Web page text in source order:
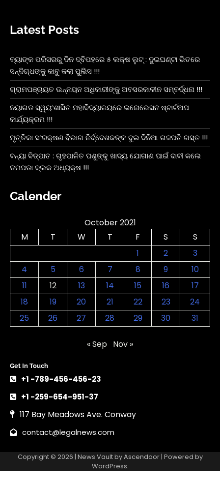
Latest Posts
ବ୍ୟାଙ୍କ ପରିସରରୁ ଦିନ ଦ୍ବିପହରେ ୫ ଲକ୍ଷ ଲୁଟ୍ : ଦୁଇଘଣ୍ଟା ଭିତରେ
ସନ୍ଦିଗ୍ଧଙ୍କୁ କାବୁ କଲା ପୁଲିସ !!!
ଗ୍ରାମପଞ୍ଚାୟତ ଉନ୍ନୟନ ଅଧିକାରୀଙ୍କୁ ଅବସରକାଳୀନ ସମ୍ବର୍ଦ୍ଧନା !!!
ନୟାଗଡ ସ୍ୱୟଂଶାସିତ ମହାବିଦ୍ୟାଳୟରେ ଇନୋଭେସନ ଷ୍ଟାର୍ଟଅପ
କାର୍ଯ୍ୟକ୍ରମ !!!
ମୃତ୍ତିକା ସଂରକ୍ଷଣ ବିଭାଗ ନିର୍ଦ୍ଦେଶକଙ୍କ ଦୁଇ ଦିନିଆ ଗଜପତି ଗସ୍ତ !!!
ବନ୍ୟା ବିତ୍ପାତ : ଗୃହପାଳିତ ପଶୁଙ୍କୁ ଖାଦ୍ୟ ଯୋଗାଣ ପାଇଁ ଦାବୀ କଲେ
ଡମପଡା ବ୍ଲକ ଅଧ୍ୟକ୍ଷ !!!
Calender
October 2021
M
T W T F S
S
1
2
3
4
5 6 7 8 9
10
11
12 13 14 15 16
17
18
19 20 21 22 23
24
25
26 27 28 29 30 31
« Sep Nov »
Get In Touch
+1 -789-456-456-23
+1 -259-654-951-37
117 Bay Meadows Ave. Conway
contact@legalnews.com
Copyright © 2026 | News Vault byAscendoor| Powered by
WordPress.